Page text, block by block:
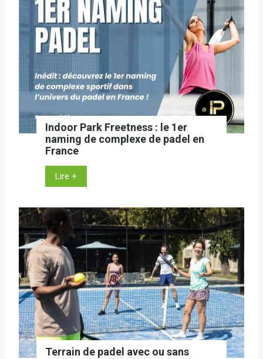
Indoor Park Freetness : le 1er
naming de complexe de padel en
France
Lire +
n
o
r
P
a
r
k
F
r
Terrain de padel avec ou sans